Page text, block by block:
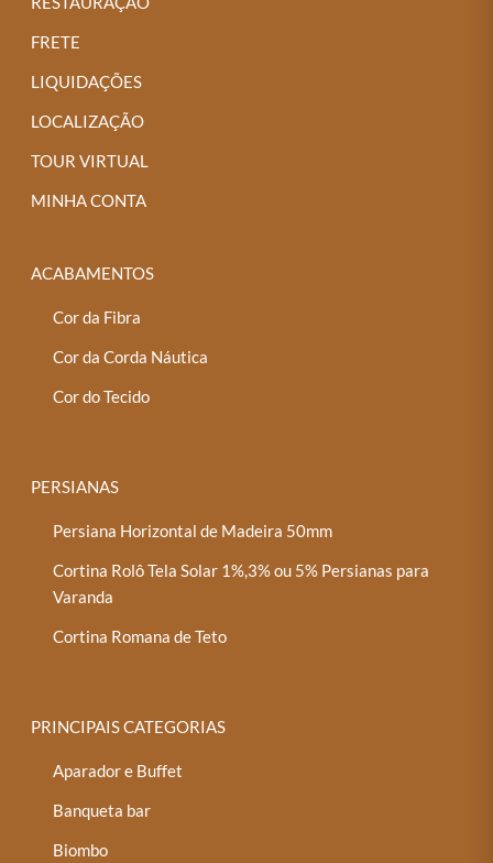
FRETE
LIQUIDAÇÕES
LOCALIZAÇÃO
TOUR VIRTUAL
MINHA CONTA
ACABAMENTOS
Cor da Fibra
Cor da Corda Náutica
Cor do Tecido
PERSIANAS
Persiana Horizontal de Madeira 50mm
Cortina Rolô Tela Solar 1%,3% ou 5% Persianas para
Varanda
Cortina Romana de Teto
PRINCIPAIS CATEGORIAS
Aparador e Buffet
Banqueta bar
Biombo